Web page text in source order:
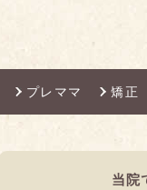
プレママ 矯正
当院